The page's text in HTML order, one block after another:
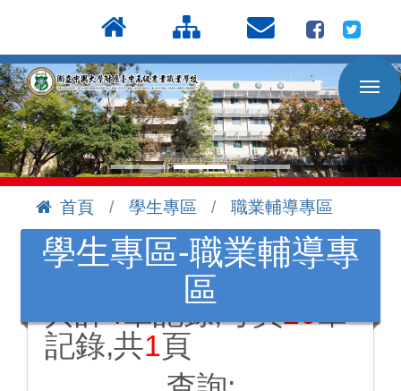
到
主
要
內
容
區
首頁 學生專區
職業輔導專區
學生專區-職業輔導專
區
共計4筆記錄,每頁20筆
記錄,共1頁